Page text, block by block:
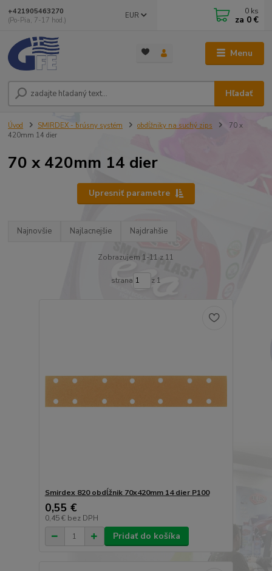
Menu
EUR
Hľadať
+421905463270
(Po-Pia, 7-17 hod.)
0 ks
za 0 €
Úvod SMIRDEX - brúsny systém obdĺžniky na suchý zips
70 x
420mm 14 dier
70 x 420mm 14 dier
Upresniť parametre
Najnovšie Najlacnejšie Najdrahšie
Zobrazujem 1-11 z 11
strana z 1
Smirdex 820 obdĺžnik 70x420mm 14 dier P100
0,55 €
0,45 € bez DPH
Pridať do košíka